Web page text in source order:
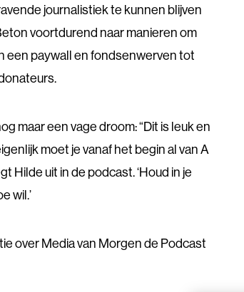
journalistiek te kunnen blijven
voortdurend naar manieren om
een paywall en fondsenwerven tot
maar een vage droom: “Dit is leuk en
moet je vanaf het begin al van A
Hilde uit in de podcast. ‘Houd in je
wil.’
over Media van Morgen de Podcast